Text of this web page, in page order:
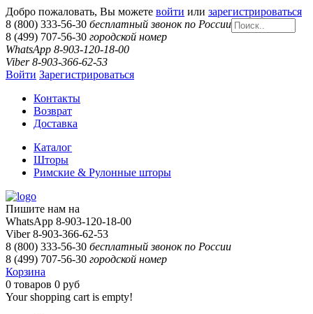
Добро пожаловать, Вы можете войти или зарегистрироваться
8 (800) 333-56-30 бесплатный звонок по России
8 (499) 707-56-30 городской номер
WhatsApp 8-903-120-18-00
Viber 8-903-366-62-53
Войти Зарегистрироваться
Контакты
Возврат
Доставка
Каталог
Шторы
Римские & Рулонные шторы
Пишите нам на
WhatsApp 8-903-120-18-00
Viber 8-903-366-62-53
8 (800) 333-56-30 бесплатный звонок по России
8 (499) 707-56-30 городской номер
Корзина
0 товаров 0 руб
Your shopping cart is empty!